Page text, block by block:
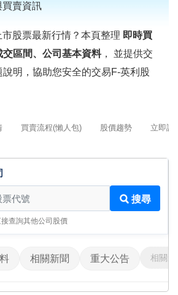
買賣資訊
股票最新行情？本頁整理 即時買
區間、公司基本資料， 並提供交
明，協助您安全的交易F-英利股
買賣流程(懶人包) 股價趨勢 立即詢
搜尋
查詢其他公司股價
相關新聞 重大公告 相關影